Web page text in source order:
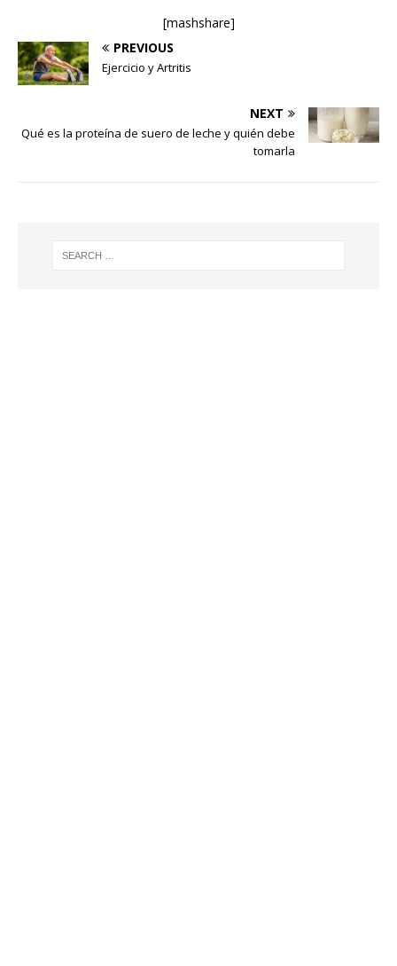
[mashshare]
PREVIOUS
Ejercicio y Artritis
NEXT
Qué es la proteína de suero de leche y quién debe
tomarla